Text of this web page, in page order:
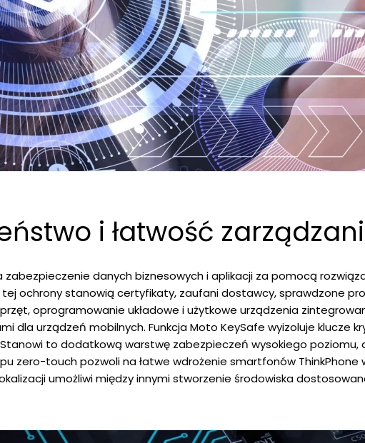
i łatwość
zabezpieczenie danych biznesowych i aplikacji za pomocą
ochrony stanowią certyfikaty, zaufani dostawcy, sprawdzone
oprogramowanie układowe i użytkowe urządzenia
dla urządzeń mobilnych. Funkcja Moto KeySafe wyizoluje klucze
to dodatkową warstwę zabezpieczeń wysokiego poziomu,
zero-touch pozwoli na łatwe wdrożenie smartfonów ThinkPhone
umożliwi między innymi stworzenie środowiska